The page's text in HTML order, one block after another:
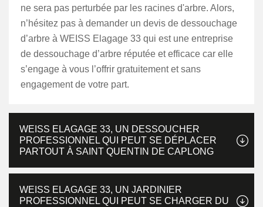
ne sera pas perturbée par les racines d'arbre. Alors,
n’hésitez pas à demander un devis de dessouchage
d’arbre à WEISS Elagage 33 qui est une entreprise
de dessouchage d’arbre réputée et efficace car elle
s’engage à vous l’offrir gratuitement et sans
engagement de votre part.
WEISS ELAGAGE 33, UN DESSOUCHER
PROFESSIONNEL QUI PEUT SE DÉPLACER
PARTOUT À SAINT QUENTIN DE CAPLONG
WEISS ELAGAGE 33, UN JARDINIER
PROFESSIONNEL QUI PEUT SE CHARGER DU